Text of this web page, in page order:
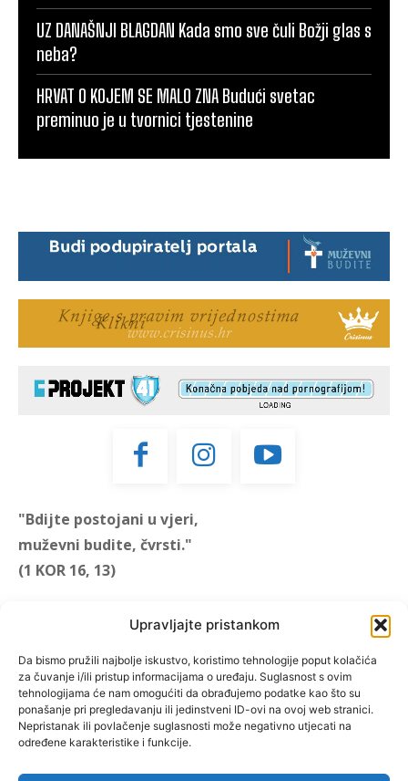
Upravljajte pristankom
Da bismo pružili najbolje iskustvo, koristimo tehnologije poput kolačića
za čuvanje i/ili pristup informacijama o uređaju. Suglasnost s ovim
tehnologijama će nam omogućiti da obrađujemo podatke kao što su
ponašanje pri pregledavanju ili jedinstveni ID-ovi na ovoj web stranici.
Nepristanak ili povlačenje suglasnosti može negativno utjecati na
određene karakteristike i funkcije.
UZ DANAŠNJI BLAGDAN Kada smo sve čuli Božji glas s
neba?
HRVAT O KOJEM SE MALO ZNA Budući svetac
preminuo je u tvornici tjestenine
"Bdijte postojani u vjeri,
muževni budite, čvrsti."
(1 KOR 16, 13)
"Muževni budite" prvi je
hrvatski portal za katoličke
muškarce koji pokušava
reafirmirati u današnje
vrijeme itekako narušen
biblijski koncept muževnosti,
koji pokušavamo osvijetliti iz